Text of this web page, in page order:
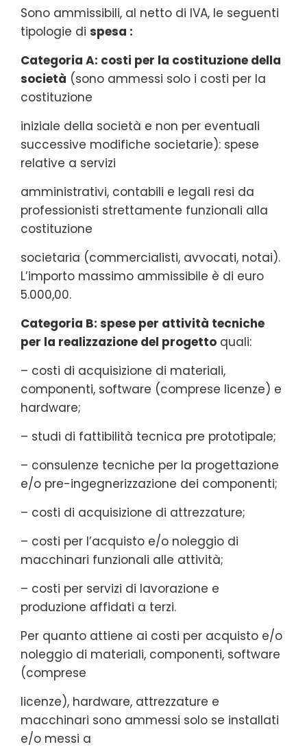
Sono ammissibili, al netto di IVA, le seguenti
tipologie di spesa :
Categoria A: costi per la costituzione della
società (sono ammessi solo i costi per la
costituzione
iniziale della società e non per eventuali
successive modifiche societarie): spese
relative a servizi
amministrativi, contabili e legali resi da
professionisti strettamente funzionali alla
costituzione
societaria (commercialisti, avvocati, notai).
L’importo massimo ammissibile è di euro
5.000,00.
Categoria B: spese per attività tecniche
per la realizzazione del progetto quali:
– costi di acquisizione di materiali,
componenti, software (comprese licenze) e
hardware;
– studi di fattibilità tecnica pre prototipale;
– consulenze tecniche per la progettazione
e/o pre-ingegnerizzazione dei componenti;
– costi di acquisizione di attrezzature;
– costi per l’acquisto e/o noleggio di
macchinari funzionali alle attività;
– costi per servizi di lavorazione e
produzione affidati a terzi.
Per quanto attiene ai costi per acquisto e/o
noleggio di materiali, componenti, software
(comprese
licenze), hardware, attrezzature e
macchinari sono ammessi solo se installati
e/o messi a